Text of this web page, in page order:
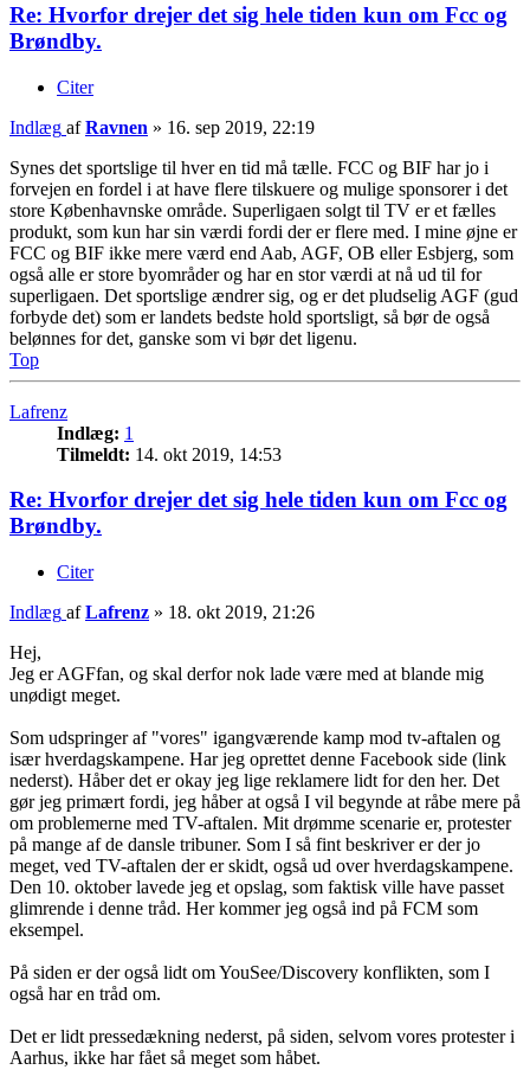
Re: Hvorfor drejer det sig hele tiden kun om Fcc og
Brøndby.
Citer
Indlæg afRavnen » 16. sep 2019, 22:19
Synes det sportslige til hver en tid må tælle. FCC og BIF har jo i
forvejen en fordel i at have flere tilskuere og mulige sponsorer i det
store Københavnske område. Superligaen solgt til TV er et fælles
produkt, som kun har sin værdi fordi der er flere med. I mine øjne er
FCC og BIF ikke mere værd end Aab, AGF, OB eller Esbjerg, som
også alle er store byområder og har en stor værdi at nå ud til for
superligaen. Det sportslige ændrer sig, og er det pludselig AGF (gud
forbyde det) som er landets bedste hold sportsligt, så bør de også
belønnes for det, ganske som vi bør det ligenu.
Top
Lafrenz
Indlæg: 1
Tilmeldt: 14. okt 2019, 14:53
Re: Hvorfor drejer det sig hele tiden kun om Fcc og
Brøndby.
Citer
Indlæg afLafrenz » 18. okt 2019, 21:26
Hej,
Jeg er AGFfan, og skal derfor nok lade være med at blande mig
unødigt meget.
Som udspringer af "vores" igangværende kamp mod tv-aftalen og
især hverdagskampene. Har jeg oprettet denne Facebook side (link
nederst). Håber det er okay jeg lige reklamere lidt for den her. Det
gør jeg primært fordi, jeg håber at også I vil begynde at råbe mere på
om problemerne med TV-aftalen. Mit drømme scenarie er, protester
på mange af de dansle tribuner. Som I så fint beskriver er der jo
meget, ved TV-aftalen der er skidt, også ud over hverdagskampene.
Den 10. oktober lavede jeg et opslag, som faktisk ville have passet
glimrende i denne tråd. Her kommer jeg også ind på FCM som
eksempel.
På siden er der også lidt om YouSee/Discovery konflikten, som I
også har en tråd om.
Det er lidt pressedækning nederst, på siden, selvom vores protester i
Aarhus, ikke har fået så meget som håbet.